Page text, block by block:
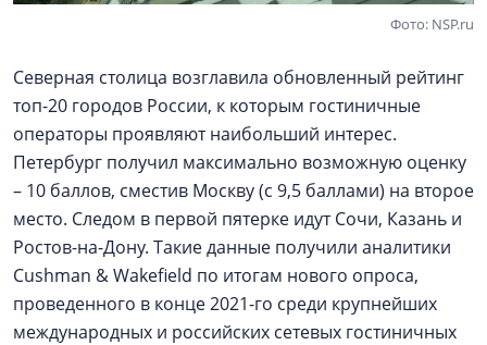
Фото: NSP.ru
Северная столица возглавила обновленный рейтинг
топ-20 городов России, к которым гостиничные
операторы проявляют наибольший интерес.
Петербург получил максимально возможную оценку
– 10 баллов, сместив Москву (с 9,5 баллами) на второе
место. Следом в первой пятерке идут Сочи, Казань и
Ростов-на-Дону. Такие данные получили аналитики
Cushman & Wakefield по итогам нового опроса,
проведенного в конце 2021-го среди крупнейших
международных и российских сетевых гостиничных